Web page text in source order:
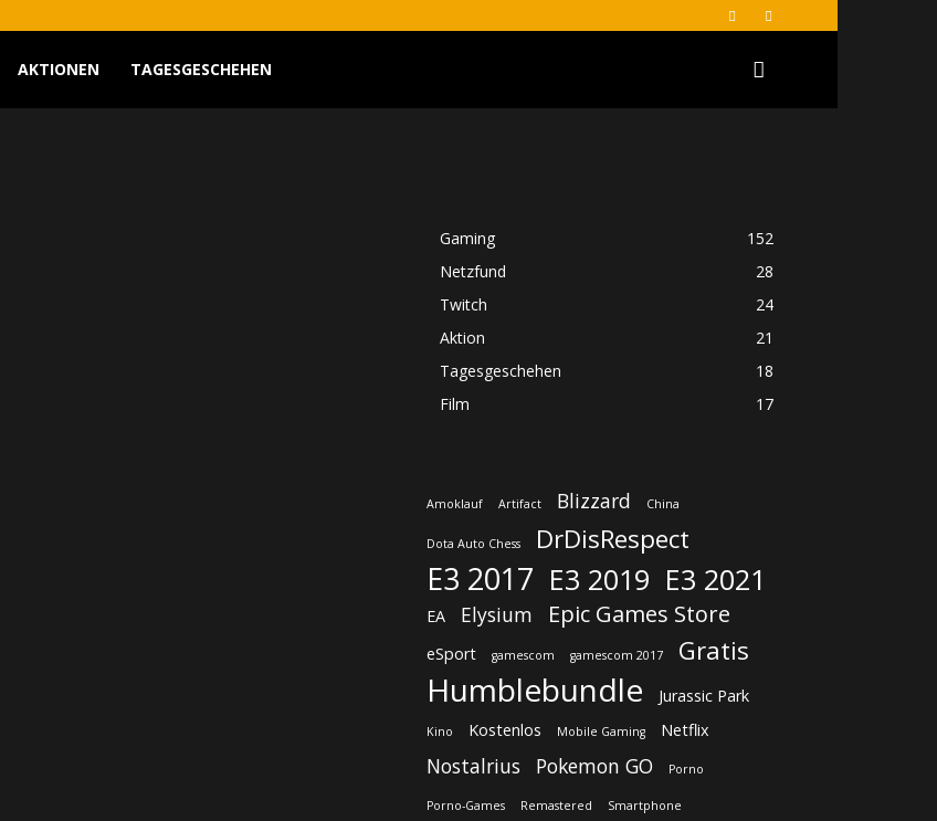
AKTIONEN TAGESGESCHEHEN
Gaming
152
Netzfund
28
Twitch
24
Aktion
21
Tagesgeschehen
18
Film
17
Amoklauf Artifact Blizzard China
Dota Auto Chess DrDisRespect
E3 2017 E3 2019 E3 2021
EA Elysium Epic Games Store
eSport gamescom gamescom 2017 Gratis
Humblebundle Jurassic Park
Kino Kostenlos Mobile Gaming Netflix
Nostalrius Pokemon GO Porno
Porno-Games Remastered Smartphone